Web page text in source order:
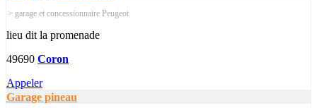
> garage et concessionnaire Peugeot
lieu dit la promenade
49690 Coron
Appeler
Garage pineau